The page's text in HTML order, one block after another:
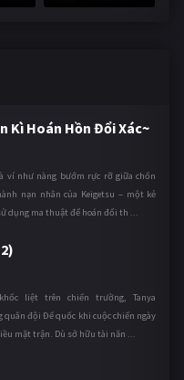
Kì Hoán Hồn Đổi Xác~
ví như nàng bướm rực rỡ giữa chốn
nạn nhân của Keigetsu – một kẻ
dụng ma thuật để hoán đổi th ...
liệt trên chiến trường, Tanya
quân đội Đế quốc khi cuộc chiến ngày
mặt trận. Dù sở hữu tài năn ...